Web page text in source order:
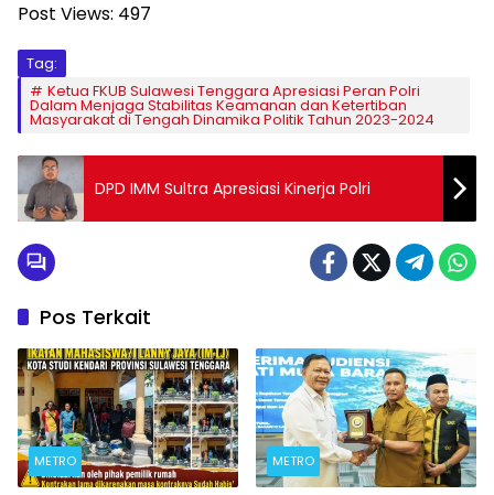
Post Views: 497
Tag:
Ketua FKUB Sulawesi Tenggara Apresiasi Peran Polri
Dalam Menjaga Stabilitas Keamanan dan Ketertiban
Masyarakat di Tengah Dinamika Politik Tahun 2023-2024
DPD IMM Sultra Apresiasi Kinerja Polri
Pos Terkait
METRO METRO